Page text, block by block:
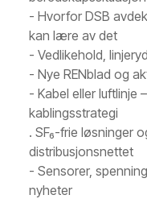
- Hvorfor DSB
kan lære av det
- Vedlikehold,
- Nye RENblad og
- Kabel eller luftlinje
kablingsstrategi
. SF₆-frie løsninger
distribusjonsnettet
- Sensorer,
nyheter